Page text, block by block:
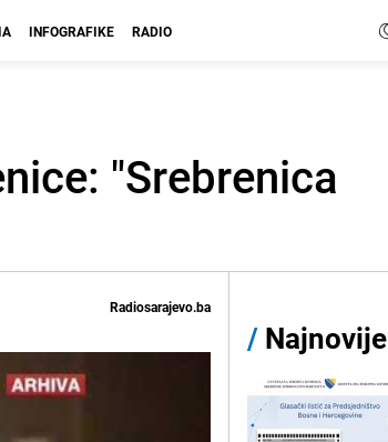
INFOGRAFIKE RADIO
"Srebrenica
Radiosarajevo.ba
/ Najnovije